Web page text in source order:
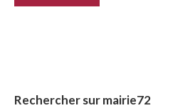
Rechercher sur mairie72